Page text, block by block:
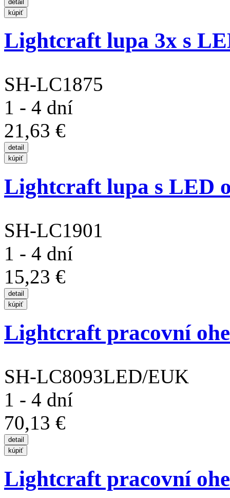
Lightcraft lupa 3x s
SH-LC1875
1 - 4 dní
21,63 €
Lightcraft lupa s LED
SH-LC1901
1 - 4 dní
15,23 €
Lightcraft pracovní
SH-LC8093LED/EUK
1 - 4 dní
70,13 €
Lightcraft pracovní